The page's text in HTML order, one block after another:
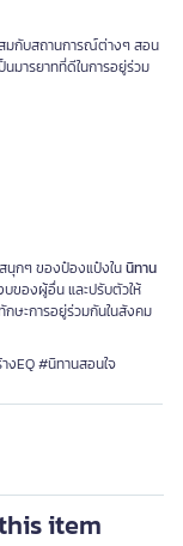
สมกับสถานการณ์ต่างๆ สอน
นมารยาทที่ดีในการอยู่ร่วม
นุกๆ ของป๋องแป๋งในนิทาน
บของผู้อื่น และปรับตัวให้
ษะการอยู่ร่วมกันในสังคม
งEQ #นิทานสอนใจ
item